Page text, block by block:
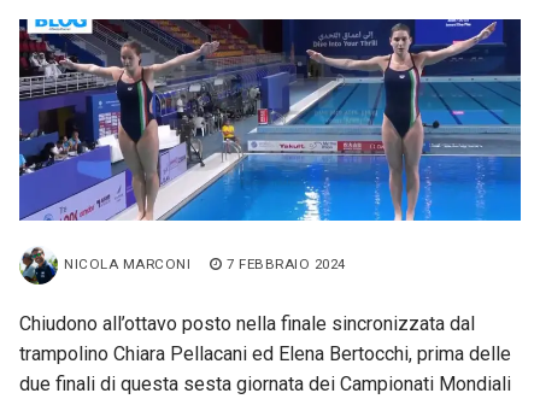
NICOLA MARCONI 7 FEBBRAIO 2024
Chiudono all’ottavo posto nella finale sincronizzata dal
trampolino Chiara Pellacani ed Elena Bertocchi, prima delle
due finali di questa sesta giornata dei Campionati Mondiali